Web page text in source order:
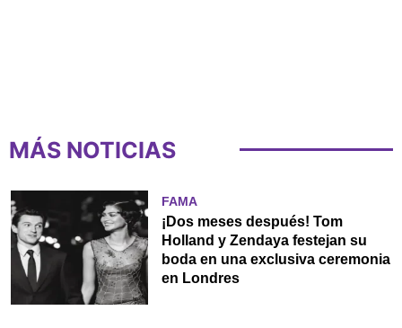
MÁS NOTICIAS
FAMA
¡Dos meses después! Tom
Holland y Zendaya festejan su
boda en una exclusiva ceremonia
en Londres